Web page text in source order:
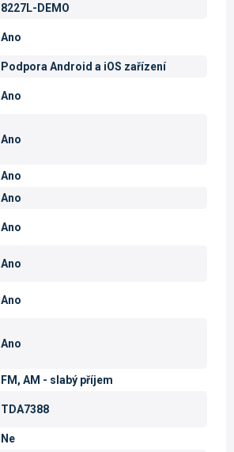
8227L-DEMO
Ano
Podpora Android a iOS zařízení
Ano
Ano
Ano
Ano
Ano
Ano
Ano
Ano
FM, AM - slabý příjem
TDA7388
Ne